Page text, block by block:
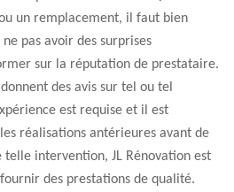
un remplacement, il faut bien
pas avoir des surprises
sur la réputation de prestataire.
des avis sur tel ou tel
est requise et il est
réalisations antérieures avant de
intervention, JL Rénovation est
des prestations de qualité.